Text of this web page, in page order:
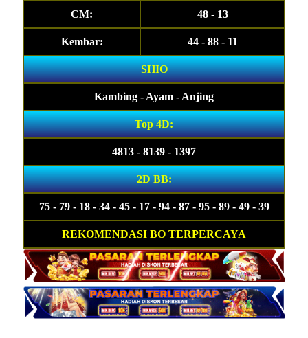
CM: 48 - 13
Kembar: 44 - 88 - 11
SHIO
Kambing - Ayam - Anjing
Top 4D:
4813 - 8139 - 1397
2D BB:
75 - 79 - 18 - 34 - 45 - 17 - 94 - 87 - 95 - 89 - 49 - 39
REKOMENDASI BO TERPERCAYA